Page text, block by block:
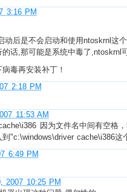
3:16 PM
动后是不会启动和使用ntoskrnl这
话,那可能是系统中毒了,ntoskrnl
毒再安装补丁！
2:18 PM
11:53 AM
因为文件名中间有空格
"c:\windows\driver cache\i386这
6:49 PM
2007 10:25 PM